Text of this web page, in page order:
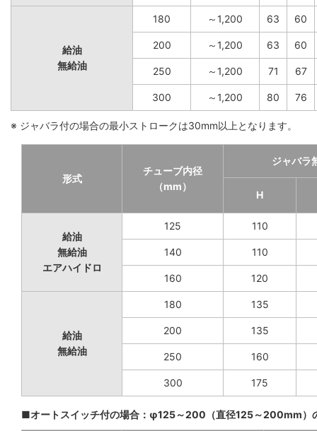
給油
無給油
180 ～1,200 63 60
200 ～1,200 63 60
250 ～1,200 71 67
300 ～1,200 80 76
※ ジャバラ付の場合の最小ストロークは30mm以上となります。
形式
チューブ内径
（mm）
ジャバラ
H
給油
無給油
エアハイドロ
125 110
140 110
160 120
給油
無給油
180 135
200 135
250 160
300 175
■オートスイッチ付の場合：φ125～200（直径125～200mm）